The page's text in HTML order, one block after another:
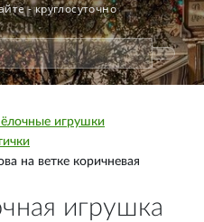
- круглосуточно
игрушки
на ветке коричневая
игрушка